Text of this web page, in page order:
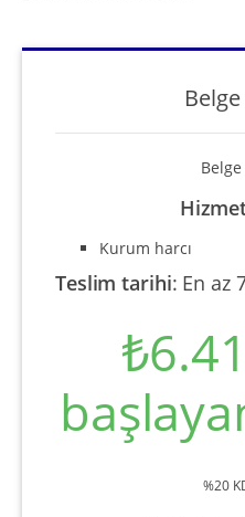
Kurum harcı
Teslim tarihi: En az
%20